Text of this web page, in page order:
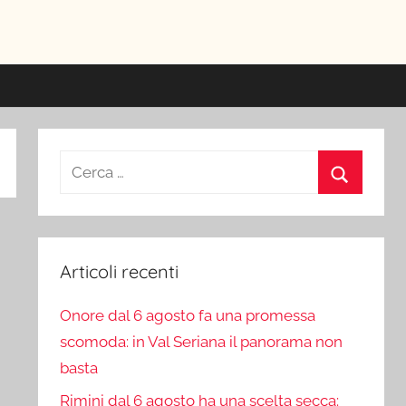
Ricerca
Articoli recenti
Onore dal 6 agosto fa una promessa
scomoda: in Val Seriana il panorama non
basta
Rimini dal 6 agosto ha una scelta secca: